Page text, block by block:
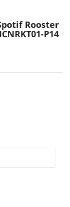
Rooster
P14